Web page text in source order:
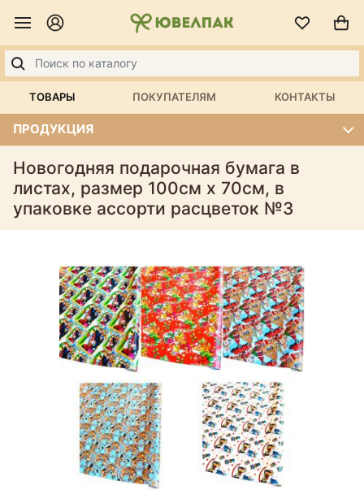
ТОВАРЫ ПОКУПАТЕЛЯМ КОНТАКТЫ
ПРОДУКЦИЯ
Новогодняя подарочная бумага в
листах, размер 100см х 70см, в
упаковке ассорти расцветок №3